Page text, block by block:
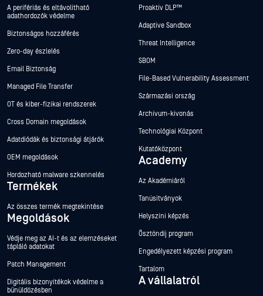
A perifériás és eltávolítható
adathordozók védelme
Biztonságos hozzáférés
Zero-day észlelés
Email Biztonság
Managed File Transfer
OT és kiber-fizikai rendszerek
Cross Domain megoldások
Adatdiódák és biztonsági átjárók
OEM megoldások
Hordozható malware szkennelés
Termékek
Az összes termék megtekintése
Megoldások
Védje meg az AI-t és az elemzéseket
tápláló adatokat
Patch Management
Digitális bizonyítékok védelme a
bűnüldözésben
Proaktív DLP™
Adaptive Sandbox
Threat Intelligence
SBOM
File-Based Vulnerability Assessment
Származási ország
Archívum-kivonás
Technológiai Központ
Kutatóközpont
Academy
Az Akadémiáról
Tanúsítványok
Helyszíni képzés
Ösztöndíj program
Engedélyezett képzési program
Tartalom
A vállalatról